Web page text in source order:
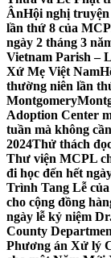
ÂnHội nghị
lần thứ 8 của
ngày 2 tháng 3
Vietnam Parish –
Xứ Mẹ Việt Nam
thường niên lần
Montgomery
Adoption Center
tuần mà không
2024Thử thách
Thư viện MCPL
đi học đến hết
Trình Tang Lễ
cho cộng đồng
ngày lễ kỷ niệm
County
Phương án Xử lý